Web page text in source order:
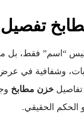
ليس “اسم” فقط، بل
وشفافية في
خزن مطابخ
الحكم الحقيقي.